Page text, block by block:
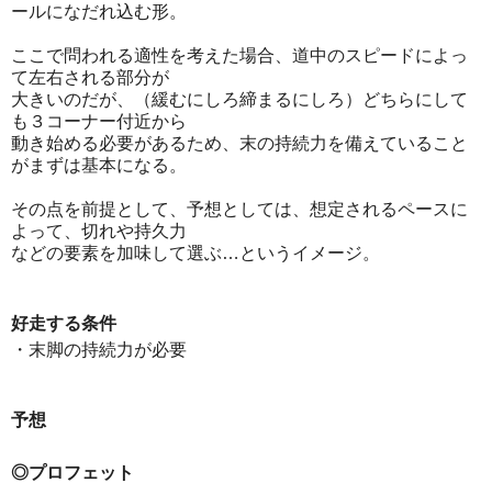
ールになだれ込む形。
ここで問われる適性を考えた場合、道中のスピードによっ
て左右される部分が
大きいのだが、（緩むにしろ締まるにしろ）どちらにして
も３コーナー付近から
動き始める必要があるため、末の持続力を備えていること
がまずは基本になる。
その点を前提として、予想としては、想定されるペースに
よって、切れや持久力
などの要素を加味して選ぶ…というイメージ。
好走する条件
・末脚の持続力が必要
予想
◎プロフェット